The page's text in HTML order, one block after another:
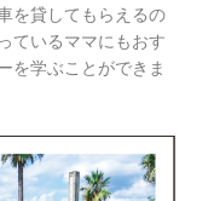
を貸してもらえるの
ているママにもおす
を学ぶことができま